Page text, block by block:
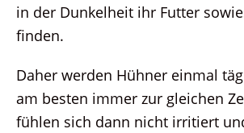
in der Dunkelheit ihr Futter
finden.
Daher werden Hühner einmal
am besten immer zur gleichen
fühlen sich dann nicht irritiert